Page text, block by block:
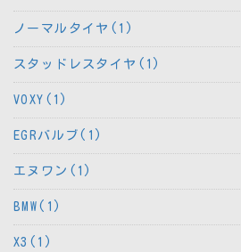
ノーマルタイヤ(1)
スタッドレスタイヤ(1)
VOXY(1)
EGRバルブ(1)
エヌワン(1)
BMW(1)
X3(1)